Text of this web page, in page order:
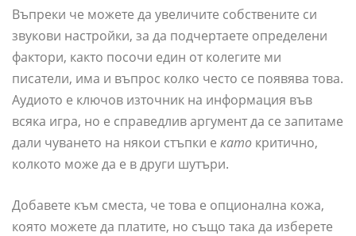
Въпреки че можете да увеличите собствените си
звукови настройки, за да подчертаете определени
фактори, както посочи един от колегите ми
писатели, има и въпрос колко често се появява това.
Аудиото е ключов източник на информация във
всяка игра, но е справедлив аргумент да се запитаме
дали чуването на някои стъпки е като критично,
колкото може да е в други шутъри.
Добавете към сместа, че това е опционална кожа,
която можете да платите, но също така да изберете